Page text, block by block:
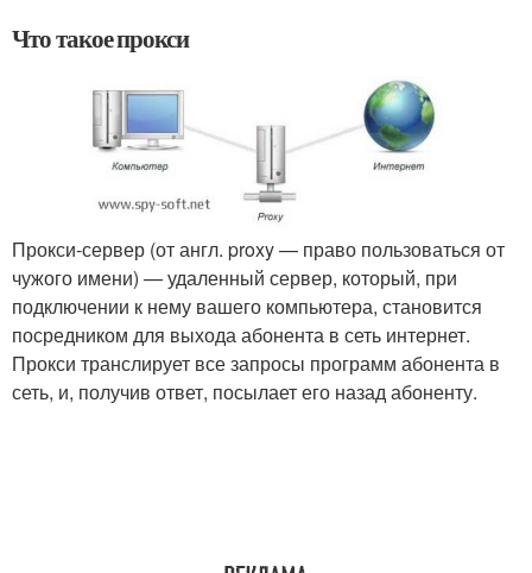
Что такое прокси
Прокси-сервер (от англ. proxy — право пользоваться от
чужого имени) — удаленный сервер, который, при
подключении к нему вашего компьютера, становится
посредником для выхода абонента в сеть интернет.
Прокси транслирует все запросы программ абонента в
сеть, и, получив ответ, посылает его назад абоненту.